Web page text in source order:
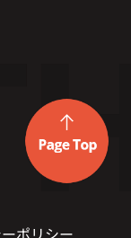
ポリシー